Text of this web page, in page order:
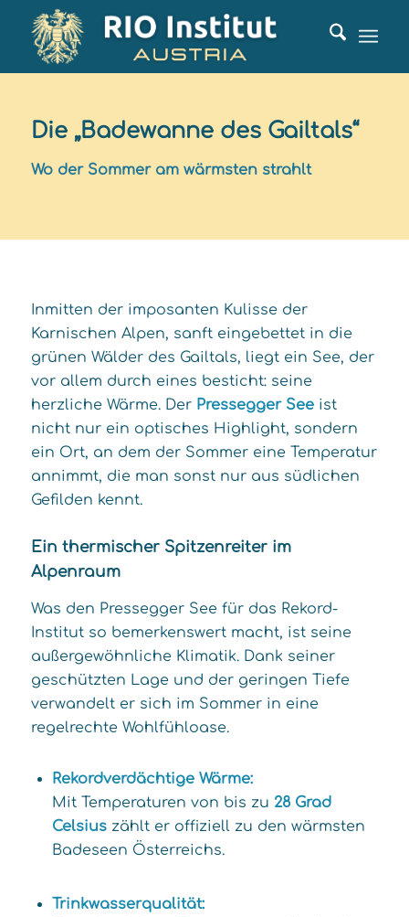
Die „Badewanne des Gailtals“
Wo der Sommer am wärmsten strahlt
Inmitten der imposanten Kulisse der
Karnischen Alpen, sanft eingebettet in die
grünen Wälder des Gailtals, liegt ein See, der
vor allem durch eines besticht: seine
herzliche Wärme. Der Pressegger Seeist
nicht nur ein optisches Highlight, sondern
ein Ort, an dem der Sommer eine Temperatur
annimmt, die man sonst nur aus südlichen
Gefilden kennt.
Ein thermischer Spitzenreiter im
Alpenraum
Was den Pressegger See für das Rekord-
Institut so bemerkenswert macht, ist seine
außergewöhnliche Klimatik. Dank seiner
geschützten Lage und der geringen Tiefe
verwandelt er sich im Sommer in eine
regelrechte Wohlfühloase.
Rekordverdächtige Wärme:
Mit Temperaturen von bis zu 28 Grad
Celsiuszählt er offiziell zu den wärmsten
Badeseen Österreichs.
Trinkwasserqualität: